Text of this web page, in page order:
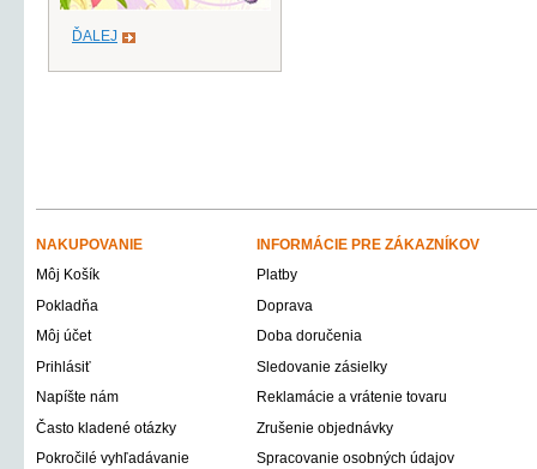
ĎALEJ
NAKUPOVANIE
INFORMÁCIE PRE ZÁKAZNÍKOV
Môj Košík
Platby
Pokladňa
Doprava
Môj účet
Doba doručenia
Prihlásiť
Sledovanie zásielky
Napíšte nám
Reklamácie a vrátenie tovaru
Často kladené otázky
Zrušenie objednávky
Pokročilé vyhľadávanie
Spracovanie osobných údajov